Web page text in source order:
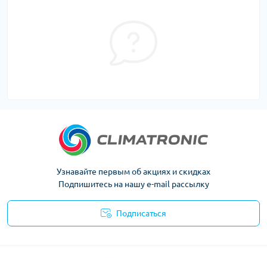
Узнавайте первым об акциях и скидках
Подпишитесь на нашу e-mail рассылку
Подписаться